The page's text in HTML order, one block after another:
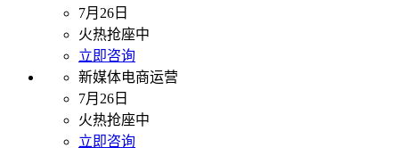
7月26日
火热抢座中
立即咨询
新媒体电商运营
7月26日
火热抢座中
立即咨询